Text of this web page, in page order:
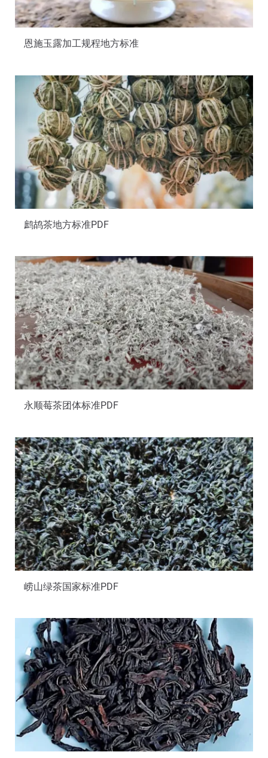
恩施玉露加工规程地方标准
鹧鸪茶地方标准PDF
永顺莓茶团体标准PDF
崂山绿茶国家标准PDF